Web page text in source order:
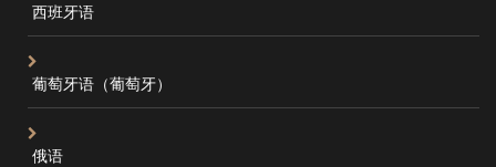
西班牙语
葡萄牙语（葡萄牙）
俄语